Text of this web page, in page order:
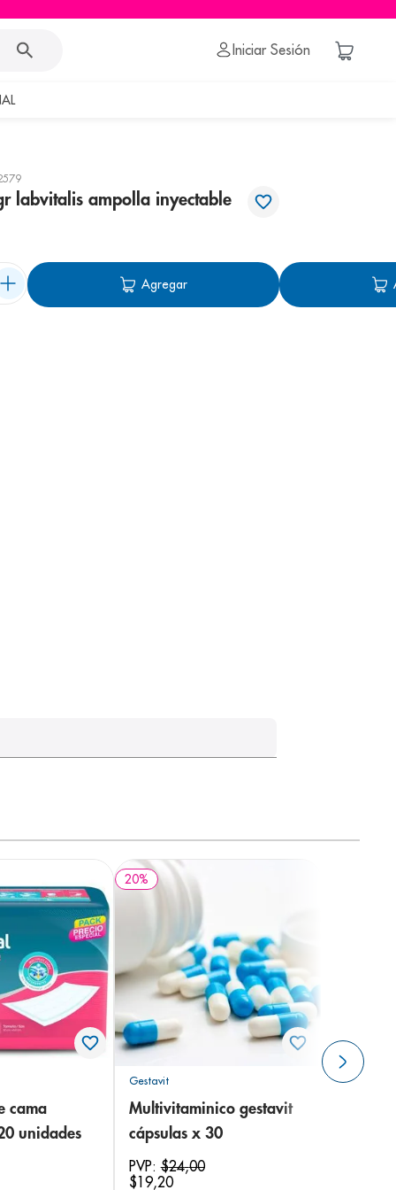
Iniciar Sesión
labvitalis ampolla inyectable
Agregar
cama
unidades
20%
Gestavit
Multivitaminico gestavit
cápsulas x 30
PVP:$24,00
$19,20